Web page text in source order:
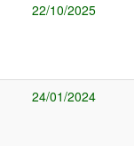
22/10/2025
24/01/2024